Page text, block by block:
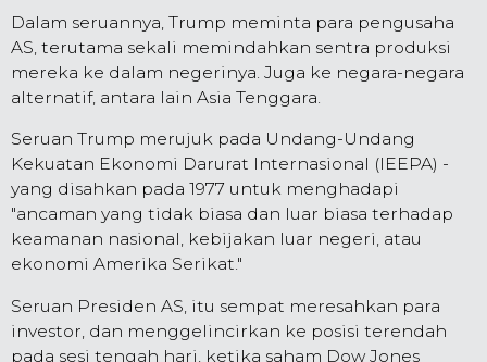
Dalam seruannya, Trump meminta para pengusaha
AS, terutama sekali memindahkan sentra produksi
mereka ke dalam negerinya. Juga ke negara-negara
alternatif, antara lain Asia Tenggara.
Seruan Trump merujuk pada Undang-Undang
Kekuatan Ekonomi Darurat Internasional (IEEPA) -
yang disahkan pada 1977 untuk menghadapi
"ancaman yang tidak biasa dan luar biasa terhadap
keamanan nasional, kebijakan luar negeri, atau
ekonomi Amerika Serikat."
Seruan Presiden AS, itu sempat meresahkan para
investor, dan menggelincirkan ke posisi terendah
pada sesi tengah hari, ketika saham Dow Jones